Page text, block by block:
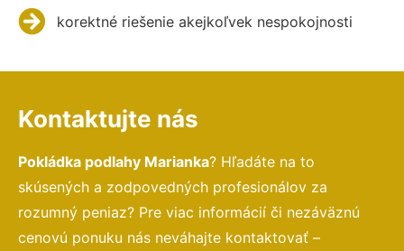
korektné riešenie akejkoľvek nespokojnosti
Kontaktujte nás
Pokládka podlahy Marianka? Hľadáte na to
skúsených a zodpovedných profesionálov za
rozumný peniaz? Pre viac informácií či nezáväznú
cenovú ponuku nás neváhajte kontaktovať –